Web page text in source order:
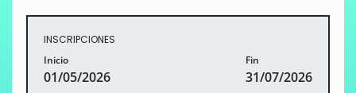
INSCRIPCIONES
Inicio
01/05/2026
Fin
31/07/2026